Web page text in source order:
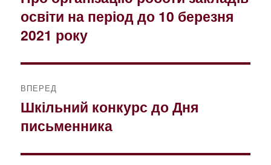
запис:
освіти на період до 10 березня
2021 року
ВПЕРЕД
Наступний
запис:
Шкільний конкурс до Дня
письменника